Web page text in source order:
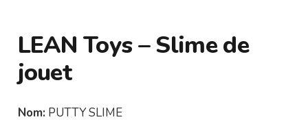
LEAN Toys – Slime de
jouet
Nom: PUTTY SLIME